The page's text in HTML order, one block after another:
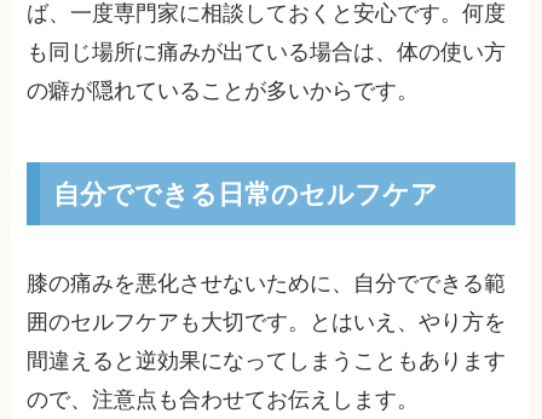
ば、一度専門家に相談しておくと安心です。何度
も同じ場所に痛みが出ている場合は、体の使い方
の癖が隠れていることが多いからです。
自分でできる日常のセルフケア
膝の痛みを悪化させないために、自分でできる範
囲のセルフケアも大切です。とはいえ、やり方を
間違えると逆効果になってしまうこともあります
ので、注意点も合わせてお伝えします。